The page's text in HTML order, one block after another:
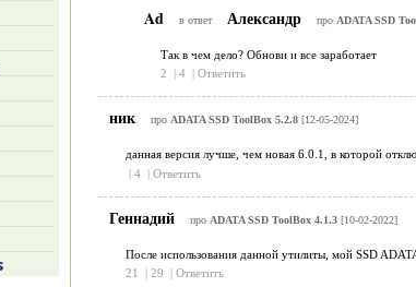
Ad в ответ Александр про ADATA SSD
Так в чем дело? Обнови и все заработает
2
| 4 | Ответить
ник про ADATA SSD ToolBox 5.2.8[12-05-2024]
данная версия лучше, чем новая 6.0.1, в которой
| 4 | Ответить
Геннадий про ADATA SSD ToolBox 4.1.3[10-02-2022]
После использования данной утилиты, мой SSD
21
| 29 | Ответить